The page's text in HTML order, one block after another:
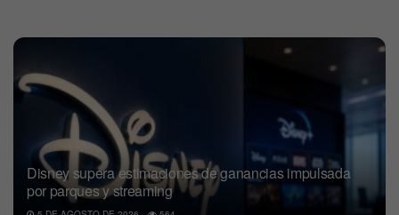
Disney supera estimaciones de ganancias impulsada
por parques y streaming